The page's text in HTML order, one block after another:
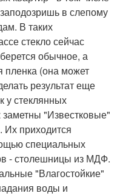
в слепому
В таких
стекло сейчас
обычное, а
пленка (она может
результат еще
у стеклянных
"Известковые"
Их приходится
специальных
- столешницы из МДФ.
"Влагостойкие"
воды и